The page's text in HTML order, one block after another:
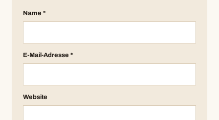
Name *
E-Mail-Adresse *
Website